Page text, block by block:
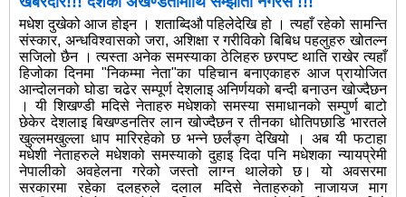
मधेश दुखेको आज होइन । शताब्दिऔ पहिलेदेखि हो । त्यहाँ रहेको सामन्ति
संस्कार, अन्धविश्वासको जरा, अशिक्षा र गरीविको बिबिध पहलुहरु खोतल्न
सजिलो छैन । त्यस्ता अनेक समस्याका ठेलिहरु छरपष्ट थाति राखेर त्यहाँ
हिजोका दिनमा "निकम्मा नेता"का पहिचान बनाएकाहरु आज प्रायोजित
आन्दोलनको घोडा चढेर सम्पूर्ण देशलाइ अनिर्णयको बन्दी बनाउन खोज्दैछन
। यी शिखण्डी मदिसे नेताहरु मधेशको समस्या समाधानको सम्पुर्ण बाटो
छेकेर देशलाइ बिखण्डनतिर लान खोज्दैछन र तीनका धोतिपछाडि भारतले
खुल्लमखुल्ला धाप मारिरहेको छ भन्ने छर्लंङ्ग देखियो । अब यी फटाहा
मधेशी नेताहरुले मधेशको समस्याको दुहाइ दिदा पनि मधेशका न्यायप्रेमी
नेपालीको अवहेलना गरेको जस्तो लाग्न थालेको छ। यो अवसरमा
सरकारमा रहेका दलहरुले दलाल मदिसे नेताहरुको नाजायज माग